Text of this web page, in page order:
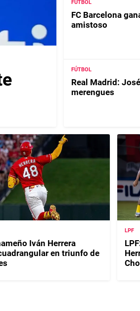
FÚTBOL
FC Barcelona
amistoso
FÚTBOL
Real Madrid:
merengues
Iván Herrera
en triunfo de
LPF